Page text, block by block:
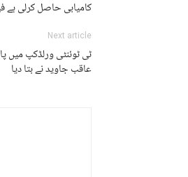
کامیابی حاصل کرلی ہے
Next article
ٹی ٹوئنٹی ورلڈکپ میں
عاقب جاوید نے بتا دیا